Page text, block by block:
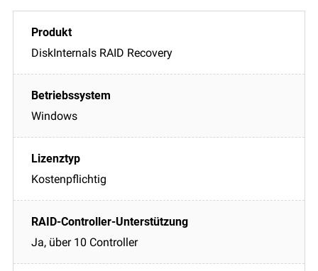
DiskInternals RAID Recovery
Windows
Kostenpflichtig
Ja, über 10 Controller